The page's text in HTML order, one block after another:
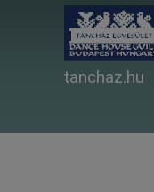
tanchaz.hu